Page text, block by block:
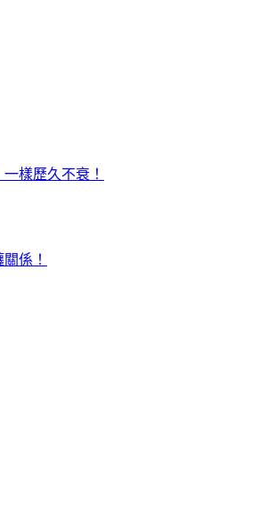
樣歷久不衰！
係！